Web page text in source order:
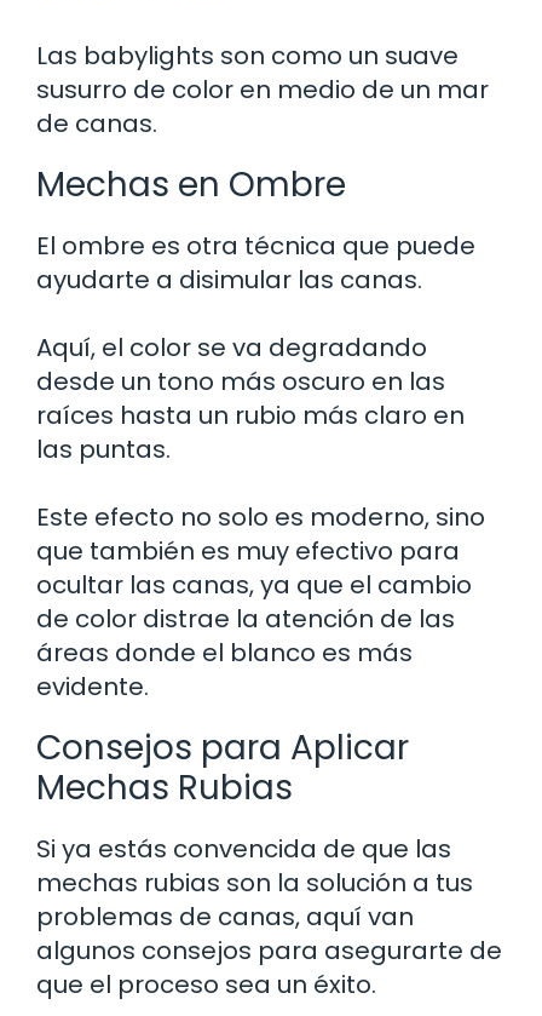
Las babylights son como un suave
susurro de color en medio de un mar
de canas.
Mechas en Ombre
El ombre es otra técnica que puede
ayudarte a disimular las canas.
Aquí, el color se va degradando
desde un tono más oscuro en las
raíces hasta un rubio más claro en
las puntas.
Este efecto no solo es moderno, sino
que también es muy efectivo para
ocultar las canas, ya que el cambio
de color distrae la atención de las
áreas donde el blanco es más
evidente.
Consejos para Aplicar
Mechas Rubias
Si ya estás convencida de que las
mechas rubias son la solución a tus
problemas de canas, aquí van
algunos consejos para asegurarte de
que el proceso sea un éxito.